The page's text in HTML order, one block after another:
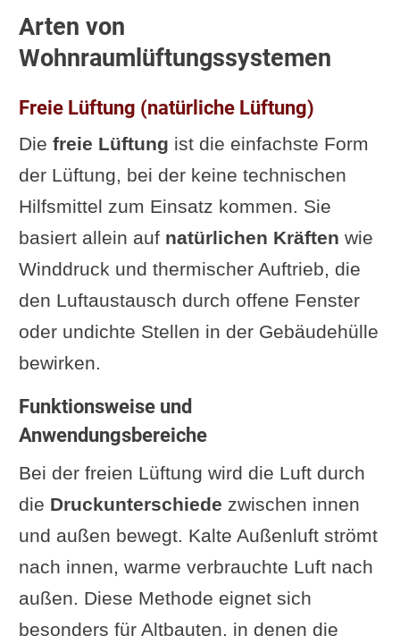
Arten von
Wohnraumlüftungssystemen
Freie Lüftung (natürliche Lüftung)
Die freie Lüftung ist die einfachste Form
der Lüftung, bei der keine technischen
Hilfsmittel zum Einsatz kommen. Sie
basiert allein auf natürlichen Kräften wie
Winddruck und thermischer Auftrieb, die
den Luftaustausch durch offene Fenster
oder undichte Stellen in der Gebäudehülle
bewirken.
Funktionsweise und
Anwendungsbereiche
Bei der freien Lüftung wird die Luft durch
die Druckunterschiede zwischen innen
und außen bewegt. Kalte Außenluft strömt
nach innen, warme verbrauchte Luft nach
außen. Diese Methode eignet sich
besonders für Altbauten, in denen die